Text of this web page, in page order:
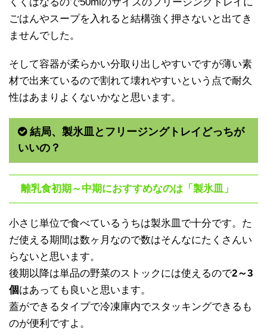
ごはんやスープを入れると結構強く押さないと出てき
ませんでした。
そして容器が柔らかい分取り出しやすいですが薄い素
材で出来ているので割れて壊れやすいという点で耐久
性はあまりよくないかなと思います。
結局、製氷皿とフリージングトレイどっちが
いいの？
離乳食初期～中期におすすめなのは「製氷皿」
小さじ単位で食べているうちは製氷皿で十分です。た
だ使える期間は数ヶ月なので数はそんなにたくさんい
らないと思います。
後期以降は単品の野菜のストックには使えるので2～3
個はあっても良いと思います。
蓋ができるタイプで冷凍庫内でスタッキングできるも
のが便利ですよ。